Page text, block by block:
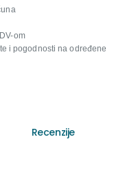
om
i pogodnosti na određene
Recenzije